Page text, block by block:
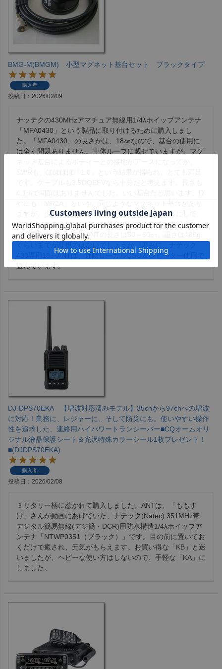
BMG-M(BMGM) 小型マグネット基台セット ブラックタイプ
購入者
投稿日 2026/02/09
ナッテクの430MHzアマチュア無線用1/4λホイップアンテナ
「MFA0430」という製品に取り付けるために購入しまし
た。「MFA0430」の長さがは、18㎝なので、基台の使用に
は全く問題ありません。車体ルーフに載せていますが、マグ
ますが、少しお値段が高いように思います。どちらにして
も、車にこようなマグネット基台でANTを立てる走行するな
ら、安全面からして、ANTの長さは50～60㎝、重さは100g
430専用18㎝ANTは、近隣ローカルQSO＆レピーター使用で
遊んでいます。
DJ-DPS70EKA 【増波対応済みモデル】35chから97chへの増波
に対応！業務に、レジャーに、そして防災にも。使いやすい操作
性を追求した、連絡用ハイパワートランシーバー■CQオームオリ
ジナル液晶保護シート＆光沢特殊カラーシール1枚プレゼント！
■(DJDPS70EKA)
購入者
投稿日 2026/02/08
ミリタリー柄に惹かれて購入しました。ANTは、「ももす
け」さんが動画にあげていた、ナテック(Natec) 351MHz帯
デジタル簡易無線(デジ簡・DCR)用防水構造1/4λホイップア
ンテナ「NTWP0351（ブラック）」です。目の前に置いてお
くだけで癒され、元気がもらえます。お買い得な「KB」と迷
いましたが、ヘビーな使い方はしないので、手軽な「KA」に
しました。